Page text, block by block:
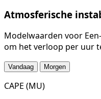
Atmosferische
Modelwaarden voor
om het verloop per uur
Vandaag Morgen
CAPE (MU)